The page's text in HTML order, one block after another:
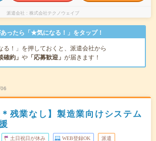
派遣会社 株式会社テクノウェイブ
ったら「★気になる！」をタップ！
る！」を押しておくと、派遣会社から
確約」 や 「応募歓迎」 が届きます！
＊残業なし】製造業向けシステム
土日祝日が休み WEB登録OK 派遣